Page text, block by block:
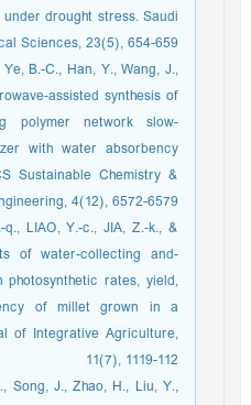
drought stress. Saudi
Sciences, 23(5), 654-659
B.-C., Han, Y., Wang, J.,
assisted synthesis of
polymer network slow-
with water absorbency
Sustainable Chemistry &
4(12), 6572-6579
q., LIAO, Y.-c., JIA, Z.-k., &
of water-collecting and-
photosynthetic rates, yield,
of millet grown in a
of Integrative Agriculture,
11(7), 1119-112
Song, J., Zhao, H., Liu, Y.,